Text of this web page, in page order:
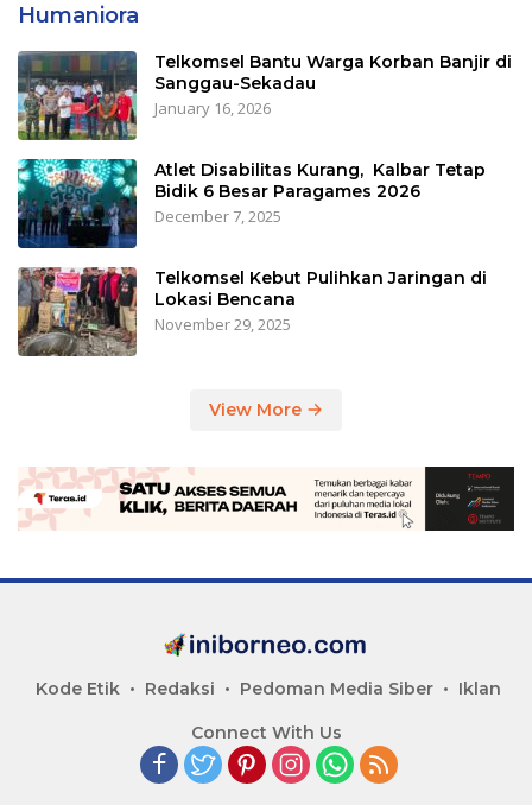
Humaniora
Telkomsel Bantu Warga Korban Banjir di
Sanggau-Sekadau
January 16, 2026
Atlet Disabilitas Kurang, Kalbar Tetap
Bidik 6 Besar Paragames 2026
December 7, 2025
Telkomsel Kebut Pulihkan Jaringan di
Lokasi Bencana
November 29, 2025
View More
Kode Etik Redaksi Pedoman Media Siber Iklan
Connect With Us